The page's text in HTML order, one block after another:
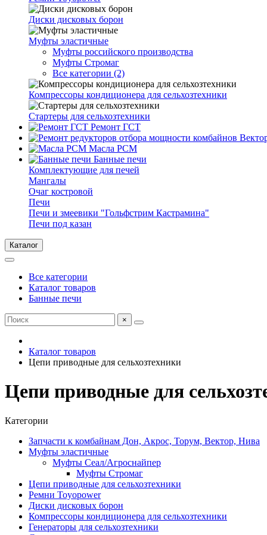
Диски дисковых борон
Муфты эластичные
Муфты российского производства
Муфты Стромаг
Все категории (2)
Компрессоры кондиционера для сельхозтехники
Стартеры для сельхозтехники
Ремонт ГСТ
Масла РСМ
Банные печи
Комплектующие для печей
Мангалы
Очаг костровой
Печи
Печи и змеевики "Гольфстрим Кастрамина"
Печи под казан
Каталог
Все категории
Каталог товаров
Банные печи
×
Каталог товаров
Цепи приводные для сельхозтехники
Цепи приводные для
Категории
Запчасти к комбайнам Дон, Акрос, Торум, Вектор, Нива
Муфты эластичные
Муфты Сеал/Агроснайпер
Муфты Стромаг
Цепи приводные для сельхозтехники
Ремни Toyopower
Диски дисковых борон
Компрессоры кондиционера для сельхозтехники
Генераторы для сельхозтехники